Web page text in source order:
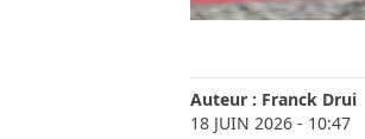
Auteur : Franck Drui
18 JUIN 2026 - 10:47